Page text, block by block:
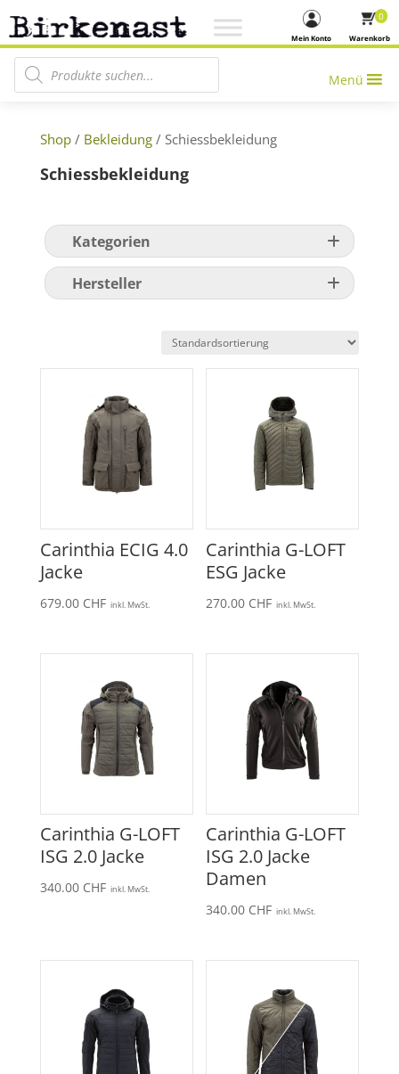
Warenkorb
0
Mein Konto
Products search
Menü
Shop/ Bekleidung/ Schiessbekleidung
Schiessbekleidung
Kategorien
Hersteller
Carinthia ECIG 4.0
Jacke
679.00 CHF inkl. MwSt.
Carinthia G-LOFT
ESG Jacke
270.00 CHF inkl. MwSt.
Carinthia G-LOFT
ISG 2.0 Jacke
340.00 CHF inkl. MwSt.
Carinthia G-LOFT
ISG 2.0 Jacke
Damen
340.00 CHF inkl. MwSt.